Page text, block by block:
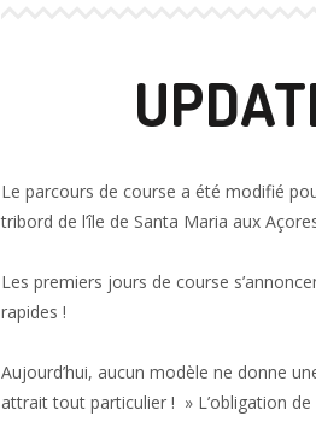
Le parcours de course a été modifié
tribord de l’île de Santa Maria aux
Les premiers jours de course
rapides !
Aujourd’hui, aucun modèle ne donne
attrait tout particulier ! » L’obligation